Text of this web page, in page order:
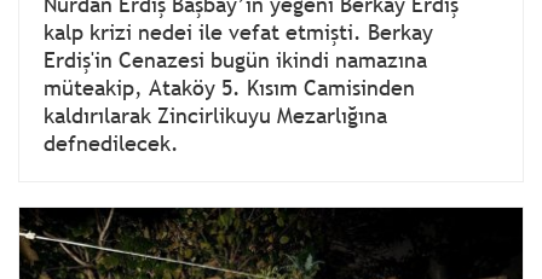
kalp krizi nedei ile vefat etmişti. Berkay
Erdiş'in Cenazesi bugün ikindi namazına
müteakip, Ataköy 5. Kısım Camisinden
kaldırılarak Zincirlikuyu Mezarlığına
defnedilecek.